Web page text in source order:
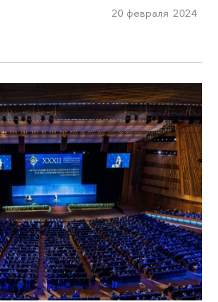
20 февраля 2024